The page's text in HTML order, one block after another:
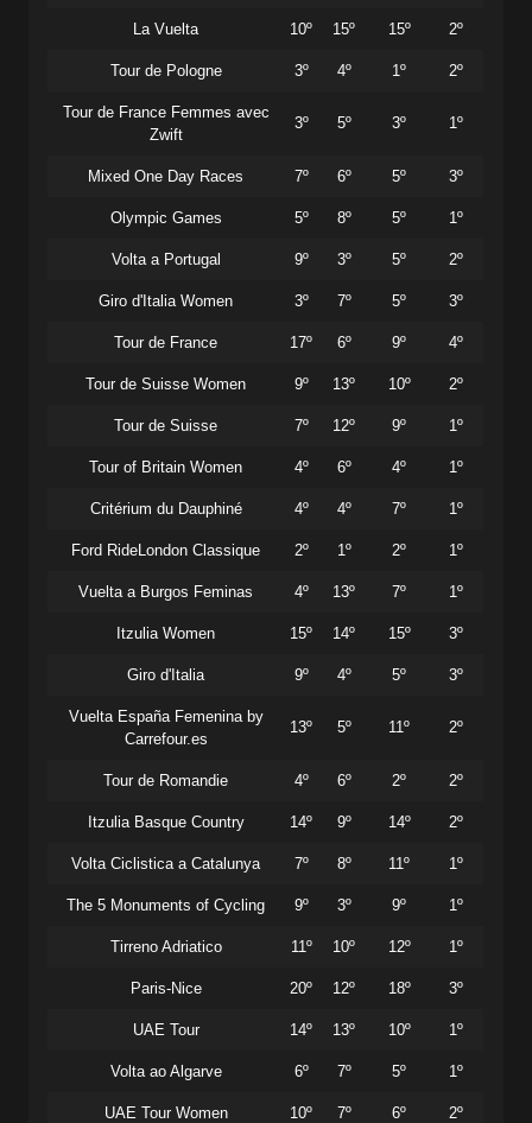
La Vuelta 10º 15º 15º 2º
Tour de Pologne 3º 4º 1º 2º
Tour de France Femmes avec
Zwift
3º 5º 3º 1º
Mixed One Day Races 7º 6º 5º 3º
Olympic Games 5º 8º 5º 1º
Volta a Portugal 9º 3º 5º 2º
Giro d'Italia Women 3º 7º 5º 3º
Tour de France 17º 6º 9º 4º
Tour de Suisse Women 9º 13º 10º 2º
Tour de Suisse 7º 12º 9º 1º
Tour of Britain Women 4º 6º 4º 1º
Critérium du Dauphiné 4º 4º 7º 1º
Ford RideLondon Classique 2º 1º 2º 1º
Vuelta a Burgos Feminas 4º 13º 7º 1º
Itzulia Women 15º 14º 15º 3º
Giro d'Italia 9º 4º 5º 3º
Vuelta España Femenina by
Carrefour.es
13º 5º 11º 2º
Tour de Romandie 4º 6º 2º 2º
Itzulia Basque Country 14º 9º 14º 2º
Volta Ciclistica a Catalunya 7º 8º 11º 1º
The 5 Monuments of Cycling 9º 3º 9º 1º
Tirreno Adriatico 11º 10º 12º 1º
Paris-Nice 20º 12º 18º 3º
UAE Tour 14º 13º 10º 1º
Volta ao Algarve 6º 7º 5º 1º
UAE Tour Women 10º 7º 6º 2º